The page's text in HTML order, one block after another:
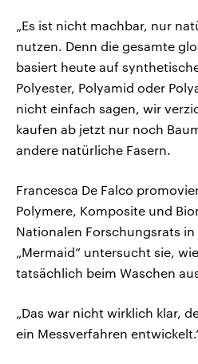
„Es ist nicht machbar, nur
nutzen. Denn die gesamte
basiert heute auf
Polyester, Polyamid oder
nicht einfach sagen, wir
kaufen ab jetzt nur noch
andere natürliche Fasern.
Francesca De Falco
Polymere, Komposite und
Nationalen Forschungsrats
„Mermaid” untersucht sie,
tatsächlich beim Waschen
„Das war nicht wirklich klar,
ein Messverfahren